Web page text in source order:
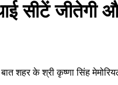
सीटें जीतेगी
बात शहर के श्री कृष्णा सिंह